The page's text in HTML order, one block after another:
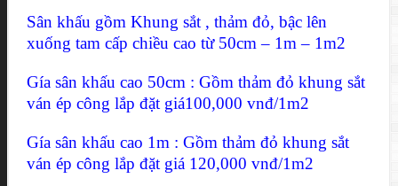
Sân khấu gồm Khung sắt , thảm đỏ, bậc lên
xuống tam cấp chiều cao từ 50cm – 1m – 1m2
Gía sân khấu cao 50cm : Gồm thảm đỏ khung sắt
ván ép công lắp đặt giá100,000 vnđ/1m2
Gía sân khấu cao 1m : Gồm thảm đỏ khung sắt
ván ép công lắp đặt giá 120,000 vnđ/1m2